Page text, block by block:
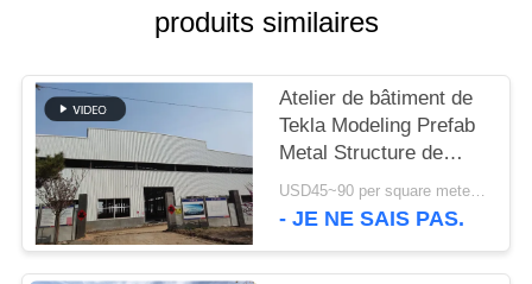
CAS
PLAN
DU
SITE
produits similaires
Atelier de bâtiment de
Tekla Modeling Prefab
Metal Structure de
haute résistance
USD45~90 per square meter MOQ:1000 mètres carrés
- JE NE SAIS PAS.